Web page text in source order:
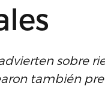
sobre
también